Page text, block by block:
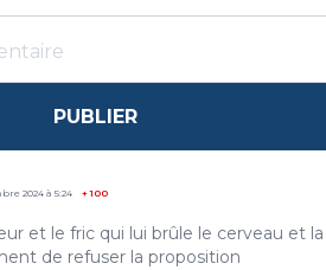
PUBLIER
2024 à 5:24 +100
et le fric qui lui brûle le cerveau et la
de refuser la proposition